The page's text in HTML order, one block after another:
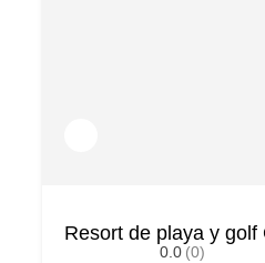
Resort de playa y golf
0.0 (0)